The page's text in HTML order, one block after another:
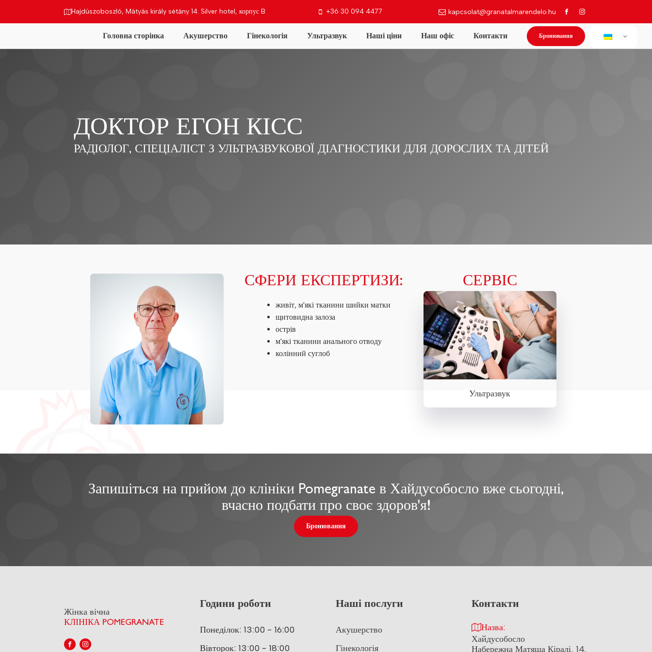
Hajdúszoboszló, Mátyás király sétány 14. Silver hotel, корпус B +36 30 094 4477 kapcsolat@granatalmarendelo.hu
Головна сторінка Акушерство Гінекологія Ультразвук Наші ціни Наш офіс
Контакти
Гінекологія Ультразвук Наші ціни Наш офіс Контакти
Бронювання
ДОКТОР ЕГОН КІСС
РАДІОЛОГ, СПЕЦІАЛІСТ З УЛЬТРАЗВУКОВОЇ ДІАГНОСТИКИ ДЛЯ ДОРОСЛИХ ТА ДІТЕЙ
СФЕРИ ЕКСПЕРТИЗИ:
живіт, м'які тканини шийки матки
щитовидна залоза
острів
м'які тканини анального отводу
колінний суглоб
СЕРВІС
Ультразвук
Запишіться на прийом до клініки Pomegranate в Хайдусобосло вже сьогодні,
вчасно подбати про своє здоров'я!
Бронювання
Жінка вічна
КЛІНІКА POMEGRANATE
Години роботи
Понеділок: 13:00 - 16:00
Вівторок: 13:00 - 18:00
Наші послуги
Акушерство
Гінекологія
Контакти
Назва:
Хайдусобосло
Набережна Матяша Кіралі, 14.